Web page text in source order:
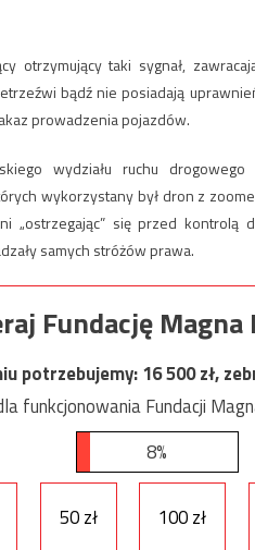
otrzymujący taki sygnał,
bądź nie posiadają
prowadzenia pojazdów.
wydziału ruchu
wykorzystany był dron z
„ostrzegając” się przed kontrolą
samych stróżów prawa.
Fundację Magna
potrzebujemy:16 500zł,
funkcjonowania Fundacji
8%
50 zł 100 zł